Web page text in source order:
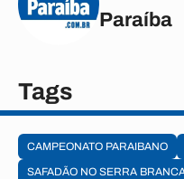
Paraíba
Tags
CAMPEONATO PARAIBANO
SAFADÃO NO SERRA